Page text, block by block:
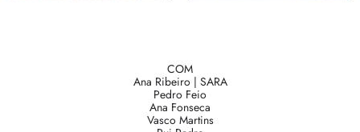
COM
Ana Ribeiro | SARA
Pedro Feio
Ana Fonseca
Vasco Martins